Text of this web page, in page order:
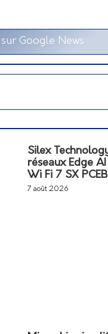
Google News
Silex
réseaux Edge
Wi Fi 7 SX
7 août 2026